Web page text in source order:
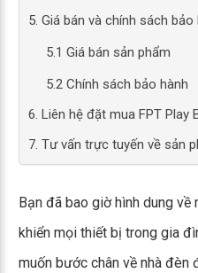
5. Giá bán và chính sách bảo
5.1 Giá bán sản phẩm
5.2 Chính sách bảo hành
6. Liên hệ đặt mua FPT Play
7. Tư vấn trực tuyến về sản
Bạn đã bao giờ hình dung
khiển mọi thiết bị trong gia
muốn bước chân về nhà